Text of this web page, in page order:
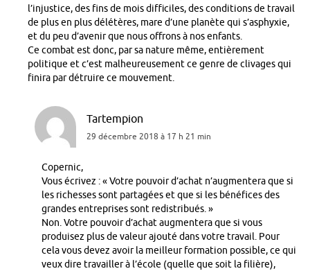
l’injustice, des fins de mois difficiles, des conditions de travail
de plus en plus délétères, mare d’une planète qui s’asphyxie,
et du peu d’avenir que nous offrons à nos enfants.
Ce combat est donc, par sa nature même, entièrement
politique et c’est malheureusement ce genre de clivages qui
finira par détruire ce mouvement.
Tartempion
29 décembre 2018 à 17 h 21 min
Copernic,
Vous écrivez : « Votre pouvoir d’achat n’augmentera que si
les richesses sont partagées et que si les bénéfices des
grandes entreprises sont redistribués. »
Non. Votre pouvoir d’achat augmentera que si vous
produisez plus de valeur ajouté dans votre travail. Pour
cela vous devez avoir la meilleur formation possible, ce qui
veux dire travailler à l’école (quelle que soit la filière),